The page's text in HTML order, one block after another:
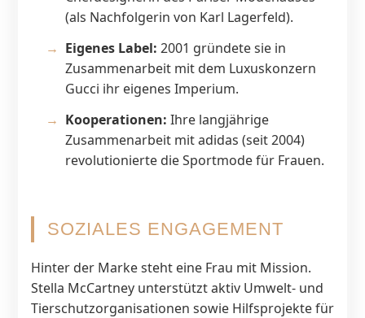
(als Nachfolgerin von Karl Lagerfeld).
Eigenes Label: 2001 gründete sie in
Zusammenarbeit mit dem Luxuskonzern
Gucci ihr eigenes Imperium.
Kooperationen: Ihre langjährige
Zusammenarbeit mit adidas (seit 2004)
revolutionierte die Sportmode für Frauen.
SOZIALES ENGAGEMENT
Hinter der Marke steht eine Frau mit Mission.
Stella McCartney unterstützt aktiv Umwelt- und
Tierschutzorganisationen sowie Hilfsprojekte für